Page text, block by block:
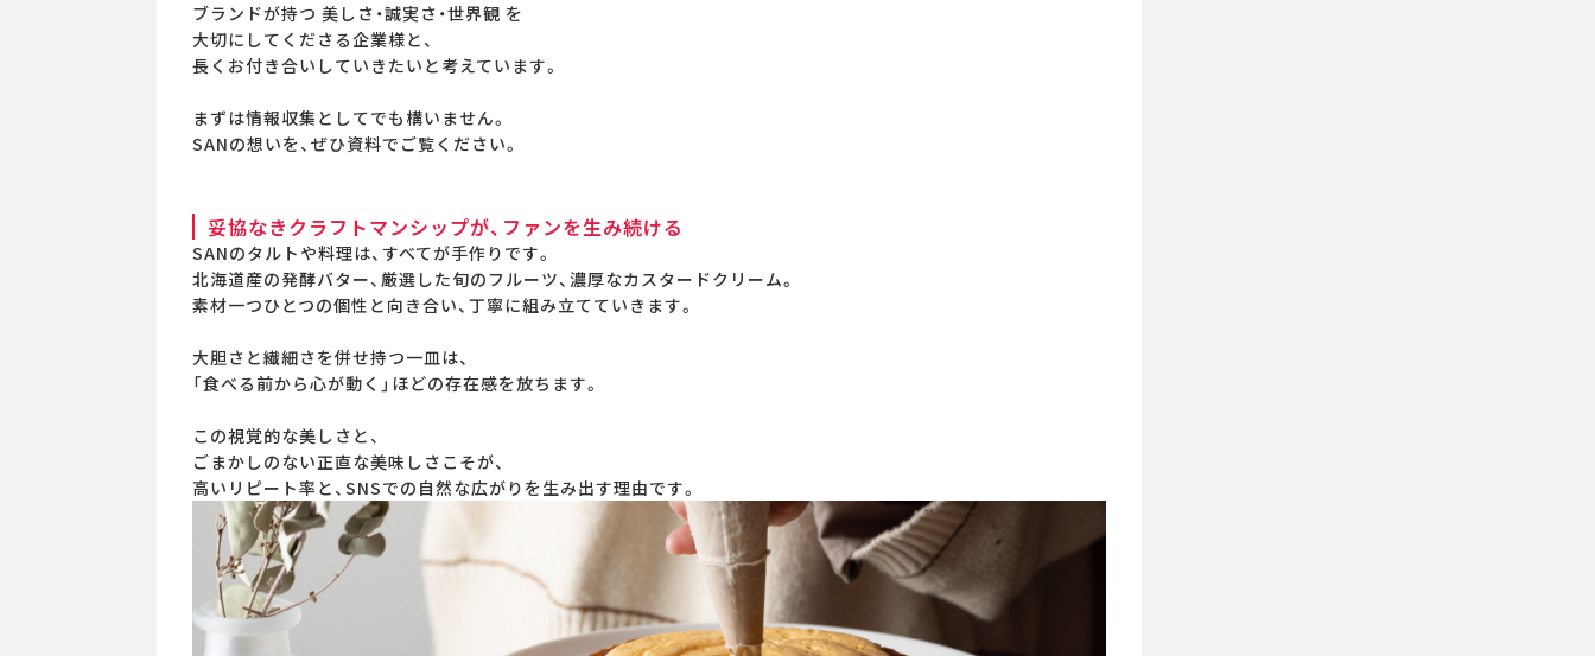
ブランドが持つ 美しさ・誠実さ・世界観 を
大切にしてくださる企業様と、
長くお付き合いしていきたいと考えています。
まずは情報収集としてでも構いません。
SANの想いを、ぜひ資料でご覧ください。
妥協なきクラフトマンシップが、ファンを生み続ける
SANのタルトや料理は、すべてが手作りです。
北海道産の発酵バター、厳選した旬のフルーツ、濃厚なカスタードクリーム。
素材一つひとつの個性と向き合い、丁寧に組み立てていきます。
大胆さと繊細さを併せ持つ一皿は、
「食べる前から心が動く」ほどの存在感を放ちます。
この視覚的な美しさと、
ごまかしのない正直な美味しさこそが、
高いリピート率と、SNSでの自然な広がりを生み出す理由です。